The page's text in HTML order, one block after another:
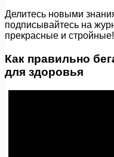
Делитесь новыми
подписывайтесь на
прекрасные и стройные!
Как правильно
для здоровья